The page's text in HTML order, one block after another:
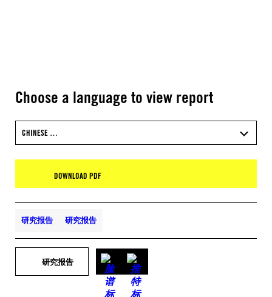
Choose a language to view report
CHINESE …
DOWNLOAD PDF
研究报告 研究报告
研究报告